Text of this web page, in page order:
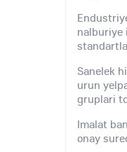
nalburiye
Sanelek
urun
gruplari
Imalat
onay